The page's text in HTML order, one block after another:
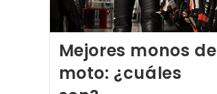
Mejores monos de
moto: ¿cuáles